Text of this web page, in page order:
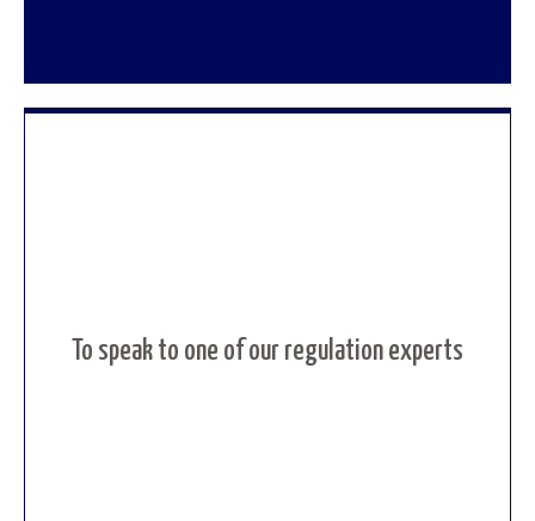
To speak to one of our regulation experts